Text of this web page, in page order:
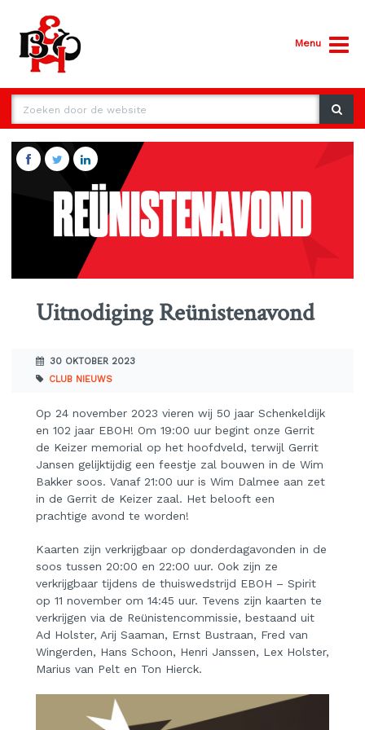
Menu
Uitnodiging Reünistenavond
30 OKTOBER 2023
CLUB NIEUWS
Op 24 november 2023 vieren wij 50 jaar Schenkeldijk
en 102 jaar EBOH! Om 19:00 uur begint onze Gerrit
de Keizer memorial op het hoofdveld, terwijl Gerrit
Jansen gelijktijdig een feestje zal bouwen in de Wim
Bakker soos. Vanaf 21:00 uur is Wim Dalmee aan zet
in de Gerrit de Keizer zaal. Het belooft een
prachtige avond te worden!
Kaarten zijn verkrijgbaar op donderdagavonden in de
soos tussen 20:00 en 22:00 uur. Ook zijn ze
verkrijgbaar tijdens de thuiswedstrijd EBOH – Spirit
op 11 november om 14:45 uur. Tevens zijn kaarten te
verkrijgen via de Reünistencommissie, bestaand uit
Ad Holster, Arij Saaman, Ernst Bustraan, Fred van
Wingerden, Hans Schoon, Henri Janssen, Lex Holster,
Marius van Pelt en Ton Hierck.